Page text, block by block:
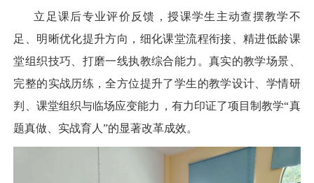
立足课后专业评价反馈，授课学生主动查摆教学不
足、明晰优化提升方向，细化课堂流程衔接、精进低龄课
堂组织技巧、打磨一线执教综合能力。真实的教学场景、
完整的实战历练，全方位提升了学生的教学设计、学情研
判、课堂组织与临场应变能力，有力印证了项目制教学“真
题真做、实战育人”的显著改革成效。